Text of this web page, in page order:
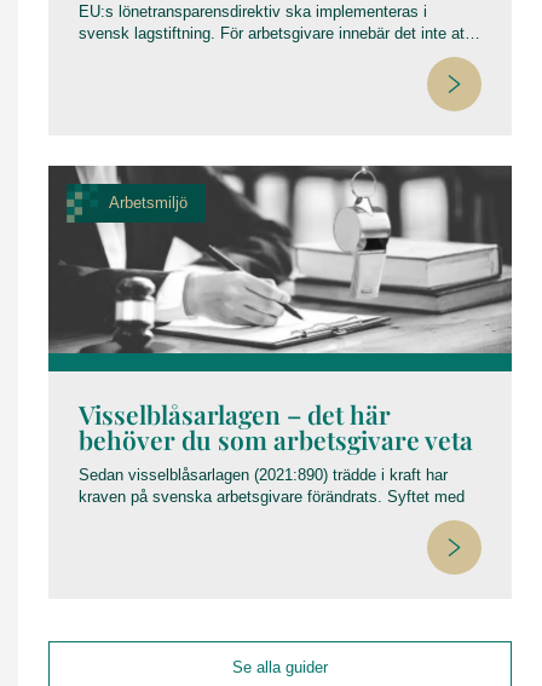
EU:s lönetransparensdirektiv ska implementeras i
svensk lagstiftning. För arbetsgivare innebär det inte att
lönesättningen ska vara könsneutral och eventuella
löneskillnader ska kunna förklaras på objektiva och
Arbetsmiljö
Visselblåsarlagen – det här
behöver du som arbetsgivare veta
Sedan visselblåsarlagen (2021:890) trädde i kraft har
kraven på svenska arbetsgivare förändrats. Syftet med
lagen är att stärka skyddet för personer som rapporterar
information kommer fram – utan risk för repressalier.
Se alla guider